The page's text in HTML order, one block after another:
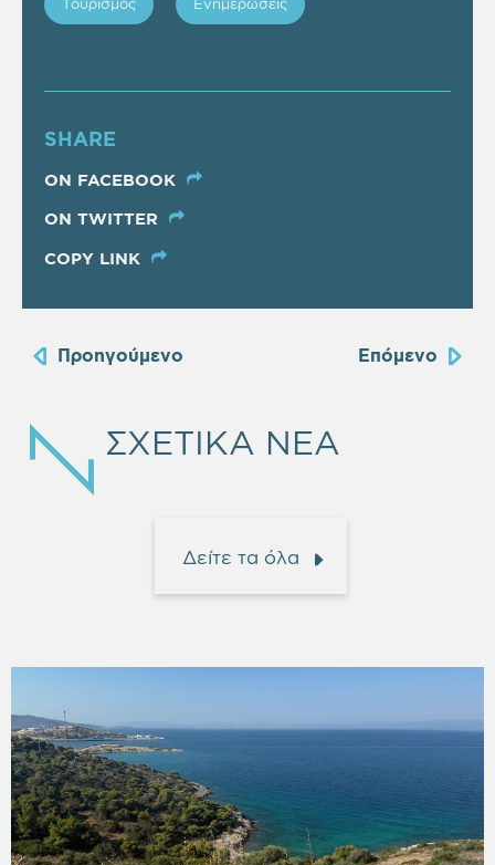
Τουρισμός Ενημερώσεις
SHARE
ON FACEBOOK
ON TWITTER
COPY LINK
Προηγούμενο Επόμενο
ΣΧΕΤΙΚΑ ΝΕΑ
Δείτε τα όλα